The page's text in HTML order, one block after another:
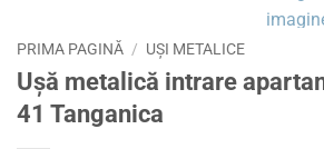
PRIMA PAGINĂ / UȘI METALICE
Ușă metalică intrare
41 Tanganica